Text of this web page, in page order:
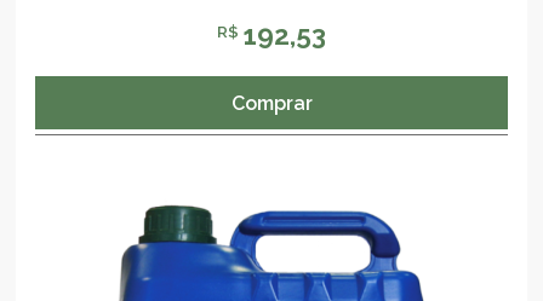
R$ 192,53
Comprar